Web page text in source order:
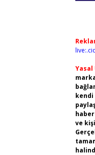
Yasal
kendi
ve